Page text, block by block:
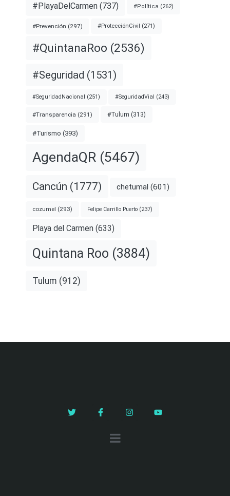
#PlayaDelCarmen (737) #Política (262)
#Prevención (297) #ProtecciónCivil (271)
#QuintanaRoo (2536)
#Seguridad (1531)
#SeguridadNacional (251) #SeguridadVial (243)
#Transparencia (291) #Tulum (313)
#Turismo (393)
AgendaQR (5467)
Cancún (1777) chetumal (601)
cozumel (293) Felipe Carrillo Puerto (237)
Playa del Carmen (633)
Quintana Roo (3884)
Tulum (912)